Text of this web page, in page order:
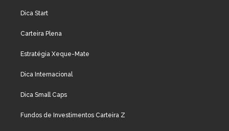
Dica Start
Carteira Plena
Estratégia Xeque-Mate
Dica Internacional
Dica Small Caps
Fundos de Investimentos Carteira Z